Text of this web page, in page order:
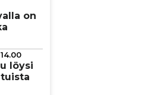
on
löysi